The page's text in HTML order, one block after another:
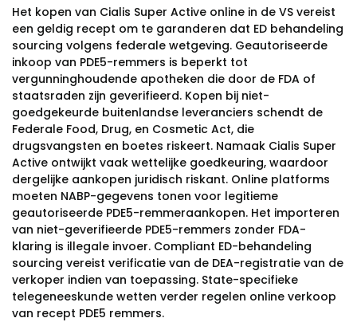
Het kopen van Cialis Super Active online in de VS vereist
een geldig recept om te garanderen dat ED behandeling
sourcing volgens federale wetgeving. Geautoriseerde
inkoop van PDE5-remmers is beperkt tot
vergunninghoudende apotheken die door de FDA of
staatsraden zijn geverifieerd. Kopen bij niet-
goedgekeurde buitenlandse leveranciers schendt de
Federale Food, Drug, en Cosmetic Act, die
drugsvangsten en boetes riskeert. Namaak Cialis Super
Active ontwijkt vaak wettelijke goedkeuring, waardoor
dergelijke aankopen juridisch riskant. Online platforms
moeten NABP-gegevens tonen voor legitieme
geautoriseerde PDE5-remmeraankopen. Het importeren
van niet-geverifieerde PDE5-remmers zonder FDA-
klaring is illegale invoer. Compliant ED-behandeling
sourcing vereist verificatie van de DEA-registratie van de
verkoper indien van toepassing. State-specifieke
telegeneeskunde wetten verder regelen online verkoop
van recept PDE5 remmers.